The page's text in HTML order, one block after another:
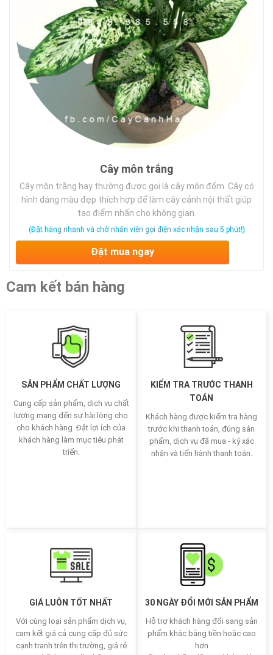
Cây môn trắng
Cây môn trắng hay thường được gọi là cây môn đốm. Cây có
hình dáng màu đẹp thích hợp để làm cây cảnh nội thất giúp
tạo điểm nhấn cho không gian.
(Đặt hàng nhanh và chờ nhân viên gọi điện xác nhận sau 5 phút!)
Đặt mua ngay
Cam kết bán hàng
SẢN PHẨM CHẤT LƯỢNG
Cung cấp sản phẩm, dịch vụ chất
lượng mang đến sự hài lòng cho
cho khách hàng. Đặt lợi ích của
khách hàng làm mục tiêu phát
triển.
KIỂM TRA TRƯỚC THANH
TOÁN
Khách hàng được kiểm tra hàng
trước khi thanh toán, đúng sản
phẩm, dịch vụ đã mua - ký xác
nhận và tiến hành thanh toán.
GIÁ LUÔN TỐT NHẤT
Với cùng loại sản phẩm dịch vụ,
cam kết giá cả cung cấp đủ sức
cạnh tranh trên thị trường, giá rẻ
30 NGÀY ĐỔI MỚI SẢN PHẨM
Hỗ trợ khách hàng đổi sang sản
phẩm khác bằng tiền hoặc cao
hơn